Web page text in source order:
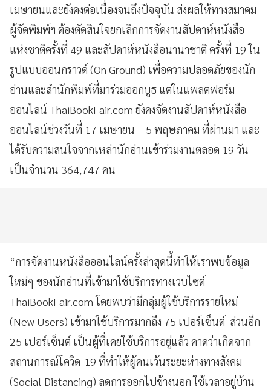
เมษายนและยังคงต่อเนื่องจนถึงปัจจุบัน ส่งผลให้ทางสมาคม
ผู้จัดพิมพ์ฯ ต้องตัดสินใจยกเลิกการจัดงานสัปดาห์หนังสือ
แห่งชาติครั้งที่ 49 และสัปดาห์หนังสือนานาชาติ ครั้งที่ 19 ใน
รูปแบบออนกราวด์ (On Ground) เพื่อความปลอดภัยของนัก
อ่านและสำนักพิมพ์ที่มาร่วมออกบูธ แต่ในแพลตฟอร์ม
ออนไลน์ ThaiBookFair.com ยังคงจัดงานสัปดาห์หนังสือ
ออนไลน์ช่วงวันที่ 17 เมษายน – 5 พฤษภาคม ที่ผ่านมา และ
ได้รับความสนใจจากเหล่านักอ่านเข้าร่วมงานตลอด 19 วัน
เป็นจำนวน 364,747 คน
“การจัดงานหนังสือออนไลน์ครั้งล่าสุดนี้ทำให้เราพบข้อมูล
ใหม่ๆ ของนักอ่านที่เข้ามาใช้บริการทางเวบไซต์
ThaiBookFair.com โดยพบว่ามีกลุ่มผู้ใช้บริการรายใหม่
(New Users) เข้ามาใช้บริการมากถึง 75 เปอร์เซ็นต์ ส่วนอีก
25 เปอร์เซ็นต์ เป็นผู้ที่เคยใช้บริการอยู่แล้ว คาดว่าเกิดจาก
สถานการณ์โควิด-19 ที่ทำให้ผู้คนเว้นระยะห่างทางสังคม
(Social Distancing) ลดการออกไปข้างนอก ใช้เวลาอยู่บ้าน